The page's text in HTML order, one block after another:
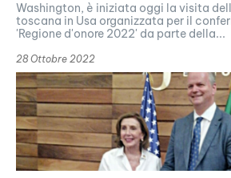
Washington, è iniziata oggi la visita
toscana in Usa organizzata per il
'Regione d'onore 2022' da parte della...
28 Ottobre 2022